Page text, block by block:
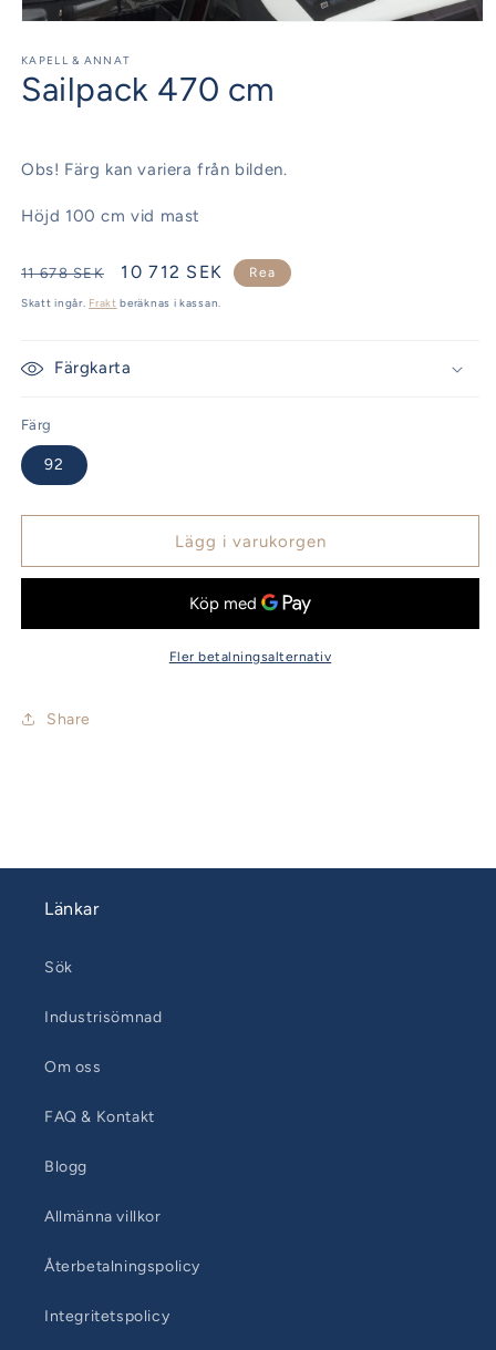
1
i
modalfönster
KAPELL & ANNAT
Sailpack 470 cm
Obs! Färg kan variera från bilden.
Höjd 100 cm vid mast
Ordinarie
pris
11 678 SEK Försäljningspris
10 712 SEK Rea
Skatt ingår. Frakt beräknas i kassan.
Färgkarta
Färg
92
Lägg i varukorgen
Fler betalningsalternativ
Share
Länkar
Sök
Industrisömnad
Om oss
FAQ & Kontakt
Blogg
Allmänna villkor
Återbetalningspolicy
Integritetspolicy